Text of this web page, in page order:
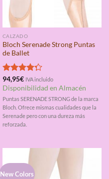
CALZADO
Bloch Serenade Strong Puntas
de Ballet
Valorado
con4.25
94,95€ IVA incluido
Disponibilidad en Almacén
Puntas SERENADE STRONG de la marca
Bloch. Ofrece mismas cualidades que la
Serenade pero con una dureza más
reforzada.
New Colors